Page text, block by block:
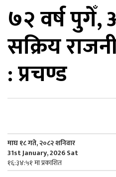
७२ वर्ष पुगेँ,
सक्रिय
: प्रचण्ड
माघ १८ गते, २०८२ शनिवार
31st January, 2026 Sat
१६:३४:५१ मा प्रकाशित